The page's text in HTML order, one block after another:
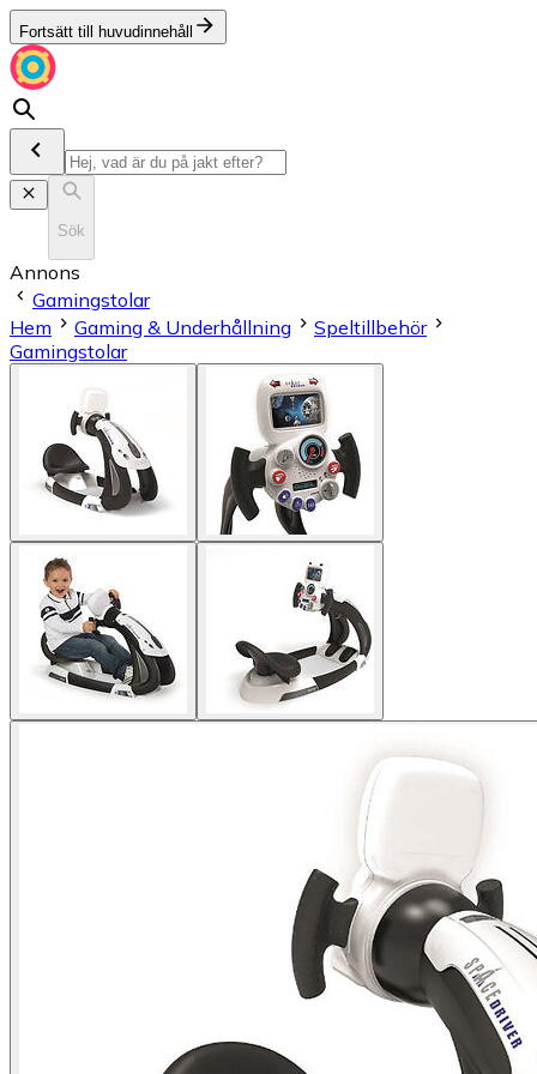
Fortsätt till huvudinnehåll
Sök
Annons
Gamingstolar
Hem
Gaming & Underhållning
Speltillbehör
Gamingstolar